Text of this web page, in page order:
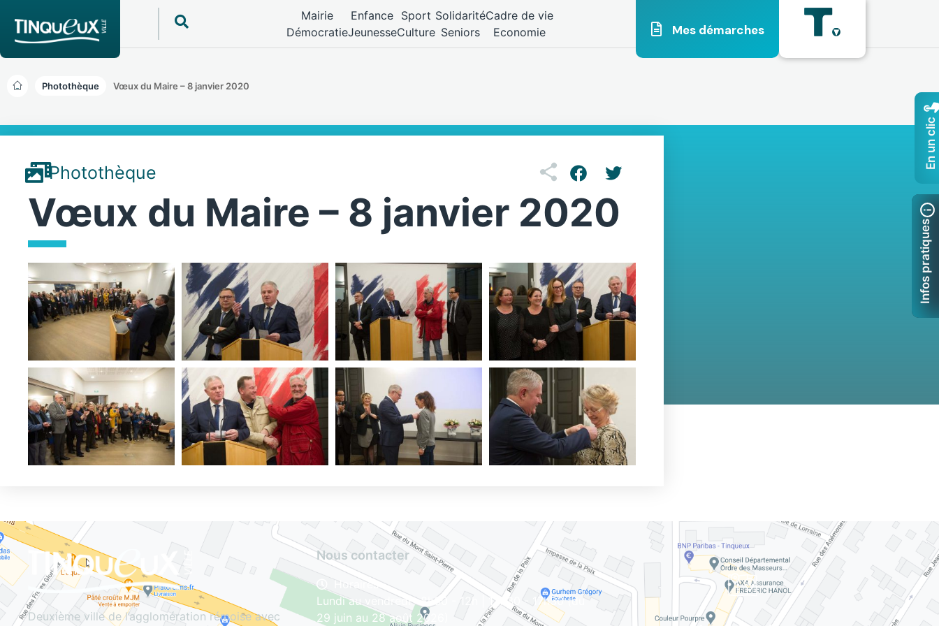
Mairie
Démocratie
Enfance
Jeunesse
Sport
Culture
Solidarité
Seniors
Cadre de vie
Economie
Mes démarches
Photothèque Vœux du Maire – 8 janvier 2020
Photothèque
Vœux du Maire – 8 janvier 2020
Deuxième ville de l’agglomération rémoise avec
Nous contacter
Horaires
Lundi au vendredi : 8h30 - 12h | 13h30 - 17h30 (du
29 juin au 28 août 2026)
En un clic
Infos pratiques